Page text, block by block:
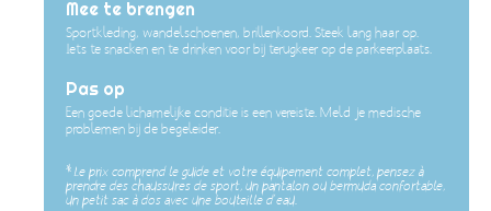
Mee te brengen
Sportkleding, wandelschoenen, brillenkoord. Steek lang haar op.
Iets te snacken en te drinken voor bij terugkeer op de parkeerplaats.
Pas op
Een goede lichamelijke conditie is een vereiste. Meld je medische
problemen bij de begeleider.
* Le prix comprend le guide et votre équipement complet, pensez à
prendre des chaussures de sport, un pantalon ou bermuda confortable,
un petit sac à dos avec une bouteille d’eau.